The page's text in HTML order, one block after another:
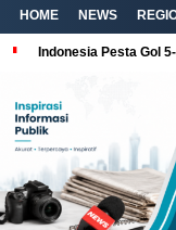
HOME NEWS
Indonesia Pesta Gol